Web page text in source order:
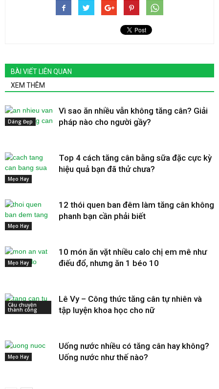
BÀI VIẾT LIÊN QUAN
XEM THÊM
Dáng Đẹp
Vì sao ăn nhiều vẫn không tăng cân? Giải
pháp nào cho người gầy?
Mẹo Hay
Top 4 cách tăng cân bằng sữa đặc cực kỳ
hiệu quả bạn đã thử chưa?
Mẹo Hay
12 thói quen ban đêm làm tăng cân không
phanh bạn cần phải biết
Mẹo Hay
10 món ăn vặt nhiều calo chị em mê như
điếu đổ, nhưng ăn 1 béo 10
Câu chuyện
thành công
Lê Vy – Công thức tăng cân tự nhiên và
tập luyện khoa học cho nữ
Mẹo Hay
Uống nước nhiều có tăng cân hay không?
Uống nước như thế nào?